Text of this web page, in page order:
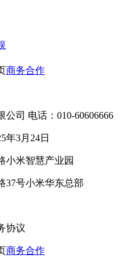
商务合作
司 电话：010-60606666
年3月24日
小米智慧产业园
37号小米华东总部
协议
商务合作